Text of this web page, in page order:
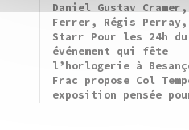
Daniel Gustav
Ferrer, Régis Perray,
Starr Pour les 24h du
événement qui fête
l’horlogerie à
Frac propose Col
exposition pensée